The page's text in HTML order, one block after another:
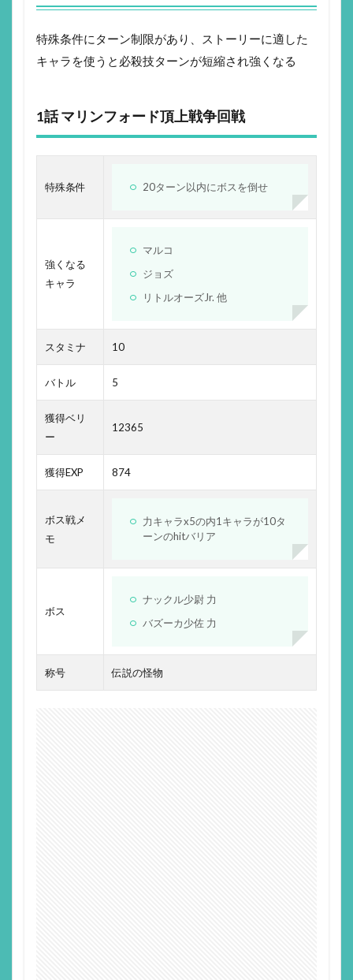
特殊条件にターン制限があり、ストーリーに適した
キャラを使うと必殺技ターンが短縮され強くなる
1話 マリンフォード頂上戦争回戦
特殊条件 20ターン以内にボスを倒せ
強くなる
キャラ
マルコ
ジョズ
リトルオーズJr. 他
スタミナ 10
バトル 5
獲得ベリ
ー
12365
獲得EXP 874
ボス戦メ
モ
力キャラx5の内1キャラが10タ
ーンのhitバリア
ボス
ナックル少尉 力
バズーカ少佐 力
称号 伝説の怪物